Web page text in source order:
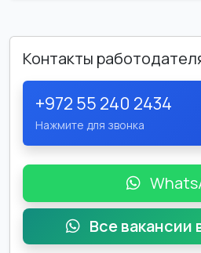
Контакты
+972 55 240 2434
Нажмите для звонка
Все вакансии